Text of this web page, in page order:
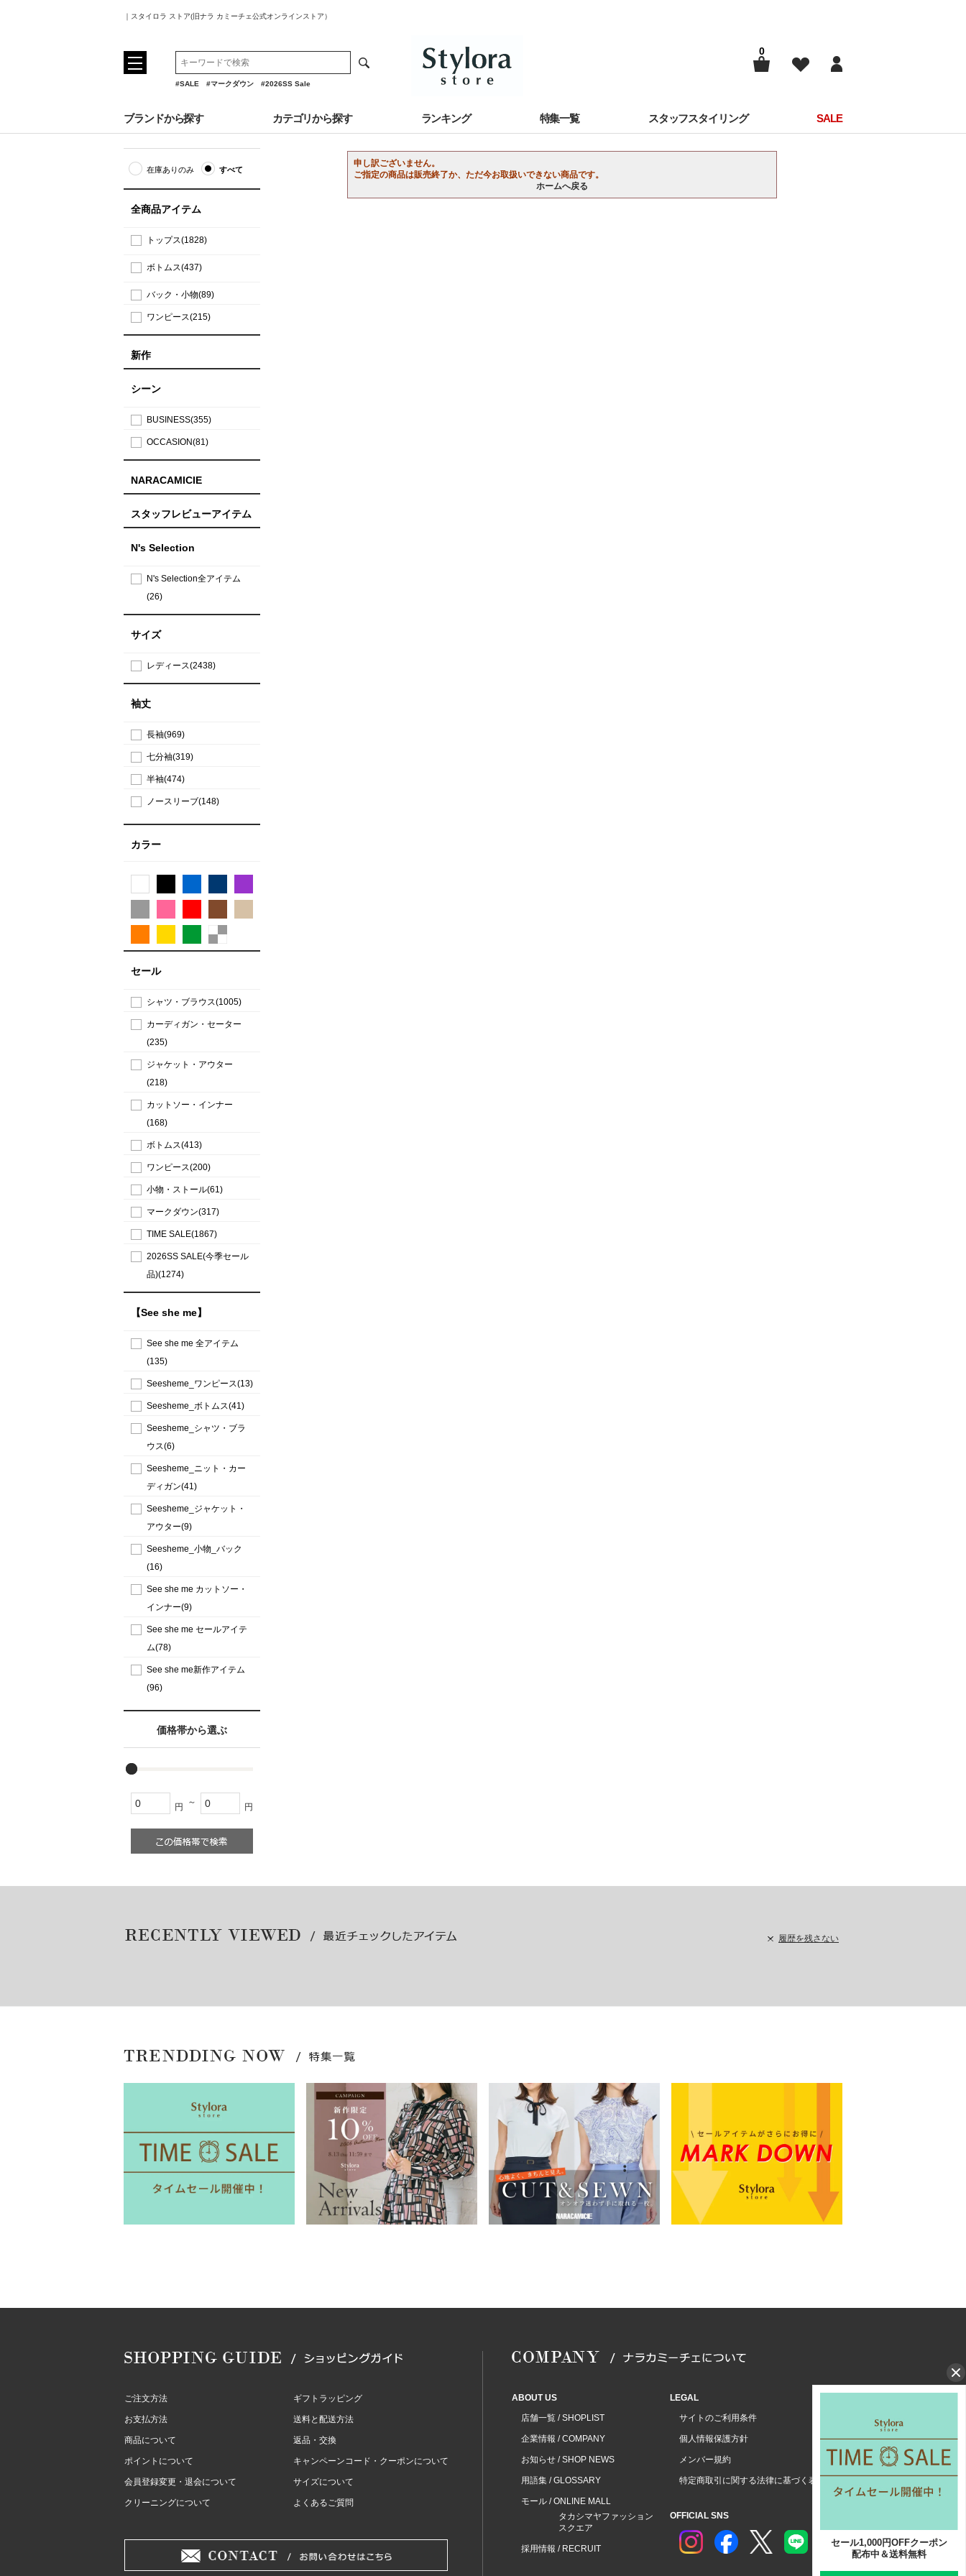
｜スタイロラ ストア(旧ナラ カミーチェ公式オンラインストア）
#SALE #マークダウン #2026SS Sale
0
ブランドから探す カテゴリから探す ランキング 特集一覧 スタッフスタイリング SALE
申し訳ございません。
ご指定の商品は販売終了か、ただ今お取扱いできない商品です。
ホームへ戻る
在庫ありのみ すべて
全商品アイテム
トップス(1828)
ボトムス(437)
バック・小物(89)
ワンピース(215)
新作
シーン
BUSINESS(355)
OCCASION(81)
NARACAMICIE
スタッフレビューアイテム
N's Selection
N's Selection全アイテム
(26)
サイズ
レディース(2438)
袖丈
長袖(969)
七分袖(319)
半袖(474)
ノースリーブ(148)
カラー
セール
シャツ・ブラウス(1005)
カーディガン・セーター
(235)
ジャケット・アウター
(218)
カットソー・インナー
(168)
ボトムス(413)
ワンピース(200)
小物・ストール(61)
マークダウン(317)
TIME SALE(1867)
2026SS SALE(今季セール
品)(1274)
【See she me】
See she me 全アイテム
(135)
Seesheme_ワンピース(13)
Seesheme_ボトムス(41)
Seesheme_シャツ・ブラ
ウス(6)
Seesheme_ニット・カー
ディガン(41)
Seesheme_ジャケット・
アウター(9)
Seesheme_小物_バック
(16)
See she me カットソー・
インナー(9)
See she me セールアイテ
ム(78)
See she me新作アイテム
(96)
価格帯から選ぶ
円 ～ 円
履歴を残さない
ご注文方法 ギフトラッピング
お支払方法 送料と配送方法
商品について 返品・交換
ポイントについて キャンペーンコード・クーポンについて
会員登録変更・退会について サイズについて
クリーニングについて よくあるご質問
ABOUT US
店舗一覧 / SHOPLIST
企業情報 / COMPANY
お知らせ / SHOP NEWS
用語集 / GLOSSARY
モール / ONLINE MALL
タカシマヤファッション
スクエア
採用情報 / RECRUIT
LEGAL
サイトのご利用条件
個人情報保護方針
メンバー規約
特定商取引に関する法律に基づく表示
OFFICIAL SNS
セール1,000円OFFクーポン
配布中＆送料無料